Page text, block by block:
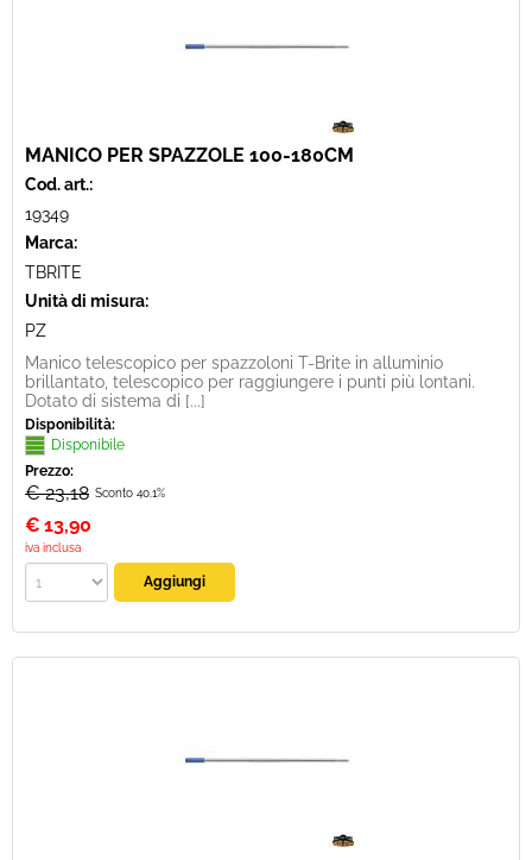
MANICO PER SPAZZOLE 100-180CM
Cod. art.:
19349
Marca:
TBRITE
Unità di misura:
PZ
Manico telescopico per spazzoloni T-Brite in alluminio
brillantato, telescopico per raggiungere i punti più lontani.
Dotato di sistema di [...]
Disponibilità:
Disponibile
Prezzo:
€ 23,18 Sconto 40.1%
€ 13,90
iva inclusa